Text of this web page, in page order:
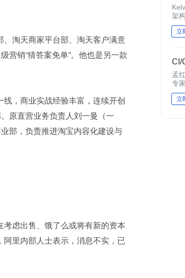
淘天商家平台部、淘天客户满意
营销“猜答案免单”。他也是另一款
，商业实战经验丰富，连续开创
原直营业务负责人刘一曼（一
部，负责推进淘宝内容化建设与
虑出售、饿了么或将有新的资本
里内部人士表示，消息不实，已
架
立
CI/
孟
专家
立